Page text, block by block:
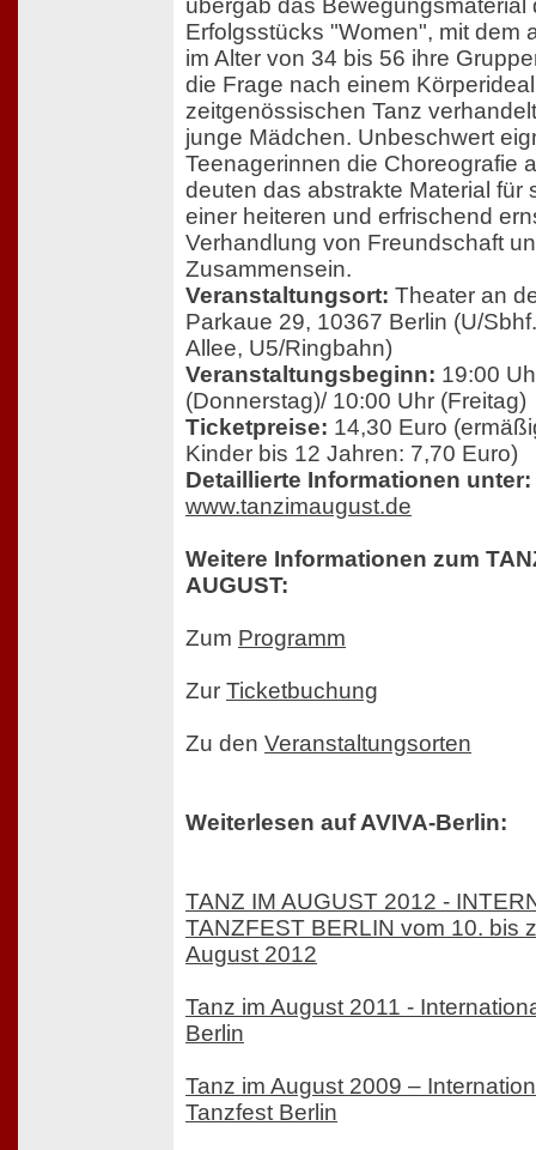
Erfolgsstücks "Women", mit dem
im Alter von 34 bis 56 ihre
die Frage nach einem
zeitgenössischen Tanz
junge Mädchen. Unbeschwert
Teenagerinnen die Choreografie
deuten das abstrakte Material für
einer heiteren und erfrischend
Verhandlung von Freundschaft
Zusammensein.
Veranstaltungsort: Theater an
Parkaue 29, 10367 Berlin (U/
Allee, U5/Ringbahn)
Veranstaltungsbeginn: 19:00
(Donnerstag)/ 10:00 Uhr (Freitag)
Ticketpreise: 14,30 Euro
Kinder bis 12 Jahren: 7,70 Euro)
Detaillierte Informationen unter:
www.tanzimaugust.de
Weitere Informationen zum
AUGUST:
Zum Programm
Zur Ticketbuchung
Zu den Veranstaltungsorten
Weiterlesen auf AVIVA-Berlin:
TANZ IM AUGUST 2012 -
TANZFEST BERLIN vom 10. bis
August 2012
Tanz im August 2011 -
Berlin
Tanz im August 2009 –
Tanzfest Berlin